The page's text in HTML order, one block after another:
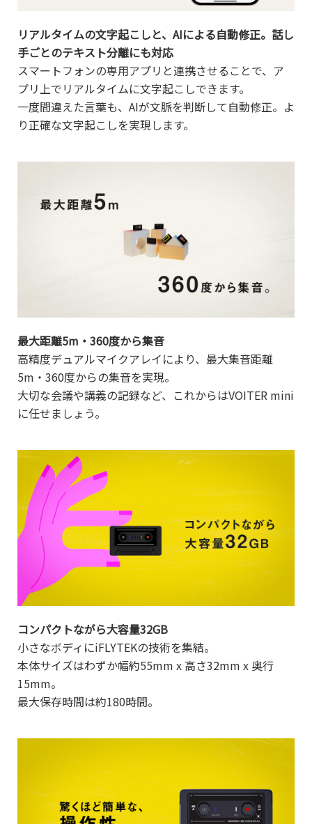
リアルタイムの文字起こしと、AIによる自動修正。話し
手ごとのテキスト分離にも対応
スマートフォンの専用アプリと連携させることで、ア
プリ上でリアルタイムに文字起こしできます。
一度間違えた言葉も、AIが文脈を判断して自動修正。よ
り正確な文字起こしを実現します。
最大距離5m・360度から集音
高精度デュアルマイクアレイにより、最大集音距離
5m・360度からの集音を実現。
大切な会議や講義の記録など、これからはVOITER mini
に任せましょう。
コンパクトながら大容量32GB
小さなボディにiFLYTEKの技術を集結。
本体サイズはわずか幅約55mm x 高さ32mm x 奥行
15mm。
最大保存時間は約180時間。